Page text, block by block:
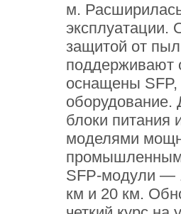
м.
защитой от
поддерживают
оснащены SFP,
блоки
моделями
SFP-модули —
км и 20 км.